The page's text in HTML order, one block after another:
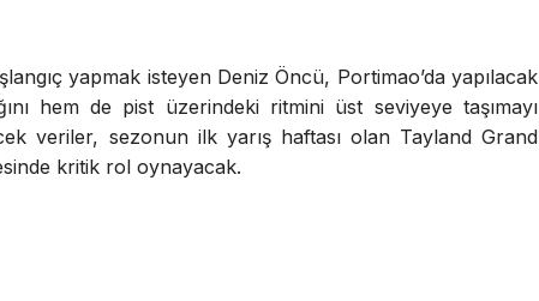
yapmak isteyen Deniz Öncü, Portimao’da yapılacak
hem de pist üzerindeki ritmini üst seviyeye taşımayı
veriler, sezonun ilk yarış haftası olan Tayland Grand
kritik rol oynayacak.